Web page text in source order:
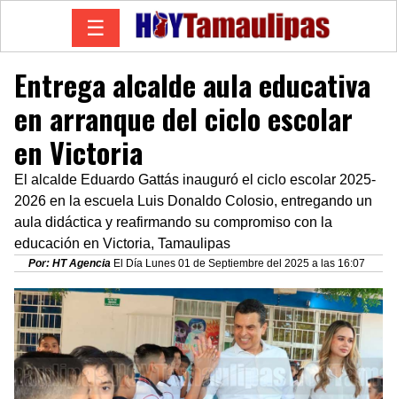
☰
Entrega alcalde aula educativa
en arranque del ciclo escolar
en Victoria
El alcalde Eduardo Gattás inauguró el ciclo escolar 2025-
2026 en la escuela Luis Donaldo Colosio, entregando un
aula didáctica y reafirmando su compromiso con la
educación en Victoria, Tamaulipas
Por: HT Agencia El Día Lunes 01 de Septiembre del 2025 a las 16:07